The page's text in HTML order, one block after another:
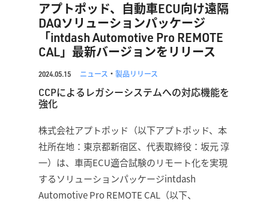
アプトポッド、自動車ECU向け遠隔
DAQソリューションパッケージ
「intdash Automotive Pro REMOTE
CAL」最新バージョンをリリース
2024.05.15 ニュース ・ 製品リリース
CCPによるレガシーシステムへの対応機能を
強化
株式会社アプトポッド（以下アプトポッド、本
社所在地：東京都新宿区、代表取締役：坂元 淳
一）は、車両ECU適合試験のリモート化を実現
するソリューションパッケージintdash
Automotive Pro REMOTE CAL（以下、